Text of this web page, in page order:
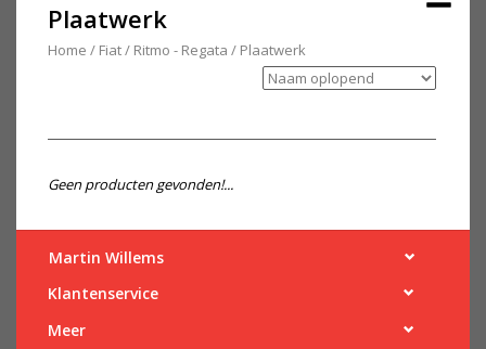
Plaatwerk
Home / Fiat/ Ritmo - Regata / Plaatwerk
Geen producten gevonden!...
Martin Willems
Klantenservice
Meer